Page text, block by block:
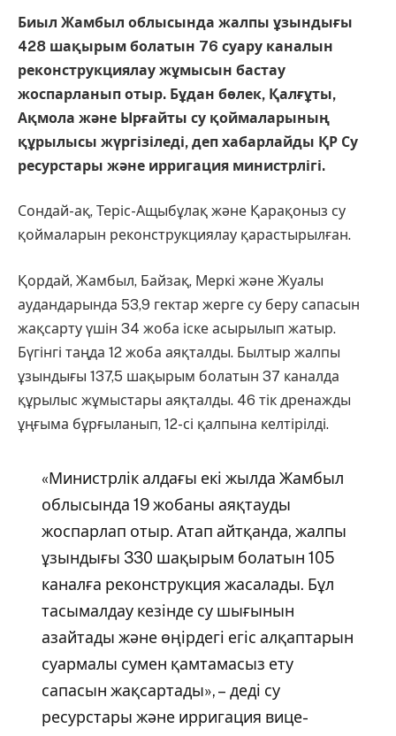
Биыл Жамбыл облысында жалпы ұзындығы
428 шақырым болатын 76 суару каналын
реконструкциялау жұмысын бастау
жоспарланып отыр. Бұдан бөлек, Қалғұты,
Ақмола және Ырғайты су қоймаларының
құрылысы жүргізіледі, деп хабарлайды ҚР Су
ресурстары және ирригация министрлігі.
Сондай-ақ, Теріс-Ащыбұлақ және Қарақоныз су
қоймаларын реконструкциялау қарастырылған.
Қордай, Жамбыл, Байзақ, Меркі және Жуалы
аудандарында 53,9 гектар жерге су беру сапасын
жақсарту үшін 34 жоба іске асырылып жатыр.
Бүгінгі таңда 12 жоба аяқталды. Былтыр жалпы
ұзындығы 137,5 шақырым болатын 37 каналда
құрылыс жұмыстары аяқталды. 46 тік дренажды
ұңғыма бұрғыланып, 12-сі қалпына келтірілді.
«Министрлік алдағы екі жылда Жамбыл
облысында 19 жобаны аяқтауды
жоспарлап отыр. Атап айтқанда, жалпы
ұзындығы 330 шақырым болатын 105
каналға реконструкция жасалады. Бұл
тасымалдау кезінде су шығынын
азайтады және өңірдегі егіс алқаптарын
суармалы сумен қамтамасыз ету
сапасын жақсартады», – деді су
ресурстары және ирригация вице-